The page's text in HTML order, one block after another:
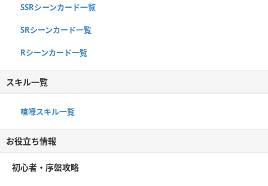
SSRシーンカード一覧
SRシーンカード一覧
Rシーンカード一覧
スキル一覧
喧嘩スキル一覧
お役立ち情報
初心者・序盤攻略